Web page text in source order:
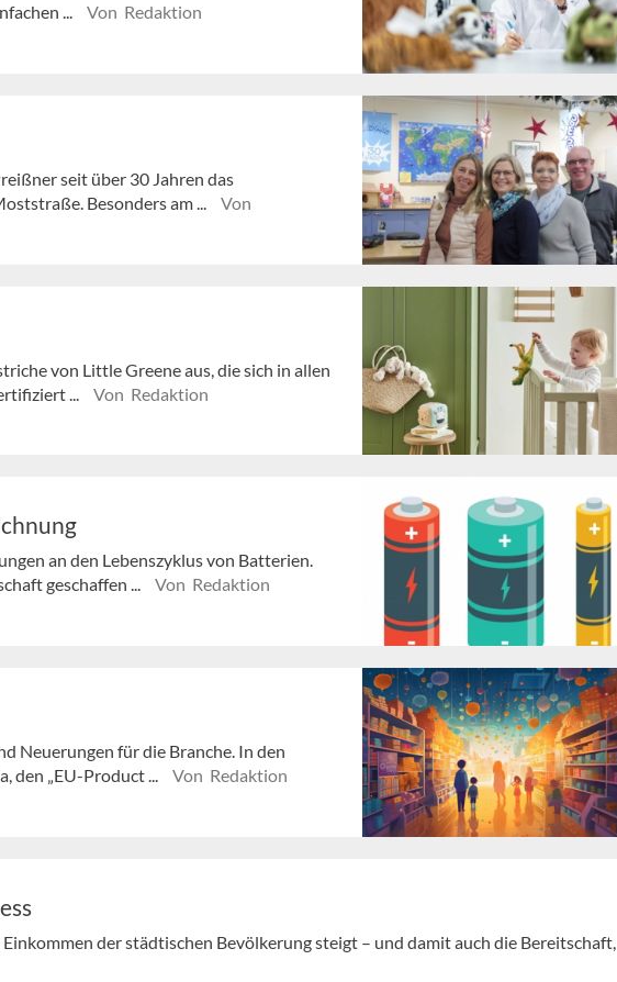
...
Von Redaktion
seit über 30 Jahren das
Besonders am ...
Von
von Little Greene aus, die sich in allen
...
Von Redaktion
an den Lebenszyklus von Batterien.
geschaffen ...
Von Redaktion
Neuerungen für die Branche. In den
den „EU-Product ...
Von Redaktion
der städtischen Bevölkerung steigt – und damit auch die Bereitschaft,